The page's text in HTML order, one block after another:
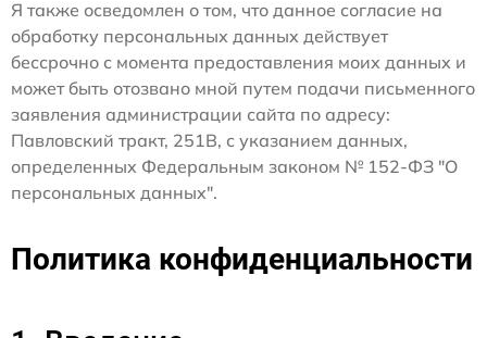
Я также осведомлен о том, что данное согласие на
обработку персональных данных действует
бессрочно с момента предоставления моих данных и
может быть отозвано мной путем подачи письменного
заявления администрации сайта по адресу:
Павловский тракт, 251В, с указанием данных,
определенных Федеральным законом № 152-ФЗ "О
персональных данных".
Политика конфиденциальности